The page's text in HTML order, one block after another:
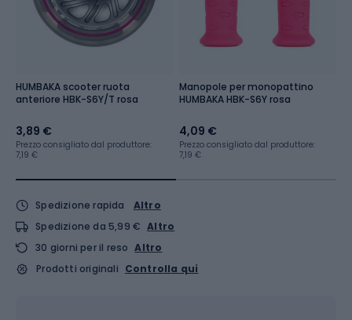
HUMBAKA scooter ruota
anteriore HBK-S6Y/T rosa
3,89 €
Prezzo consigliato dal produttore:
7,19 €
Manopole per monopattino
HUMBAKA HBK-S6Y rosa
4,09 €
Prezzo consigliato dal produttore:
7,19 €
Spedizione rapida
Altro
Spedizione da 5,99 € Altro
30 giorni per il reso Altro
Prodotti originali Controlla qui